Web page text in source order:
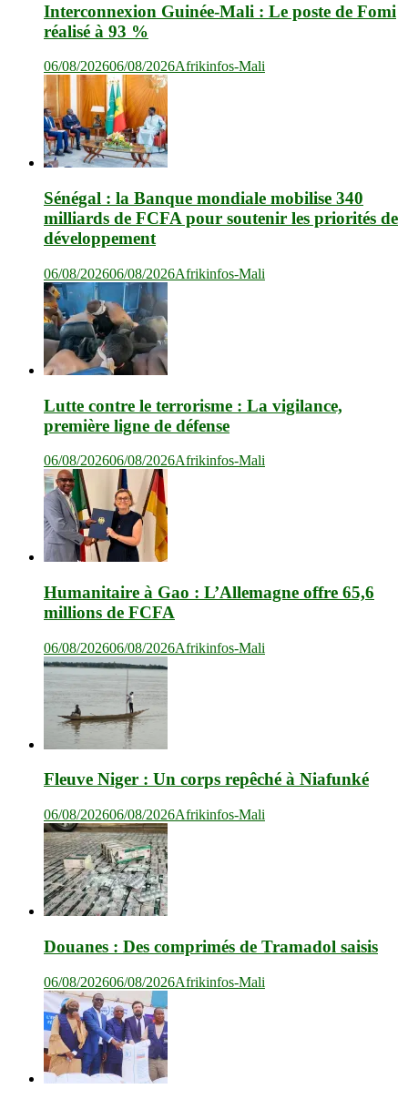
Interconnexion Guinée-Mali : Le poste de Fomi
réalisé à 93 %
06/08/202606/08/2026Afrikinfos-Mali
Sénégal : la Banque mondiale mobilise 340
milliards de FCFA pour soutenir les priorités de
développement
06/08/202606/08/2026Afrikinfos-Mali
Lutte contre le terrorisme : La vigilance,
première ligne de défense
06/08/202606/08/2026Afrikinfos-Mali
Humanitaire à Gao : L’Allemagne offre 65,6
millions de FCFA
06/08/202606/08/2026Afrikinfos-Mali
Fleuve Niger : Un corps repêché à Niafunké
06/08/202606/08/2026Afrikinfos-Mali
Douanes : Des comprimés de Tramadol saisis
06/08/202606/08/2026Afrikinfos-Mali